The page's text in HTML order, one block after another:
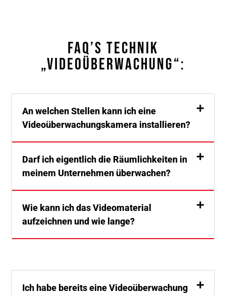
FAQ’s Technik
„Videoüberwachung“:
An welchen Stellen kann ich eine
Videoüberwachungskamera installieren?
Darf ich eigentlich die Räumlichkeiten in
meinem Unternehmen überwachen?
Wie kann ich das Videomaterial
aufzeichnen und wie lange?
Ich habe bereits eine Videoüberwachung